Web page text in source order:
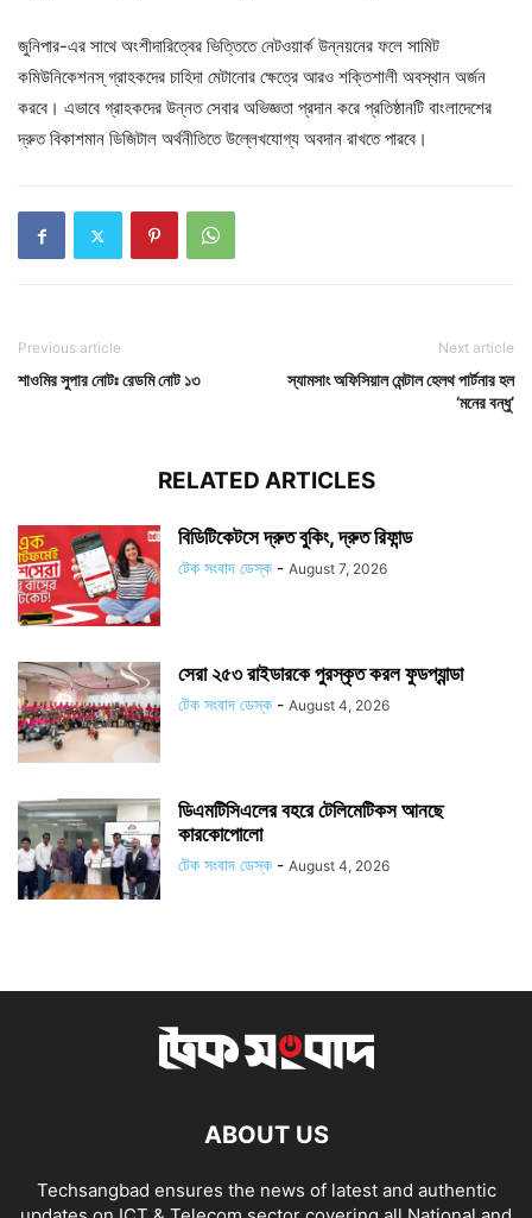
জুনিপার-এর সাথে অংশীদারিত্বের ভিত্তিতে নেটওয়ার্ক উন্নয়নের ফলে সামিট
কমিউনিকেশনস্ গ্রাহকদের চাহিদা মেটানোর ক্ষেত্রে আরও শক্তিশালী অবস্থান অর্জন
করবে। এভাবে গ্রাহকদের উন্নত সেবার অভিজ্ঞতা প্রদান করে প্রতিষ্ঠানটি বাংলাদেশের
দ্রুত বিকাশমান ডিজিটাল অর্থনীতিতে উল্লেখযোগ্য অবদান রাখতে পারবে।
Previous article
শাওমির সুপার নোটঃ রেডমি নোট ১৩
Next article
স্যামসাং অফিসিয়াল মেন্টাল হেলথ পার্টনার হল
‘মনের বন্ধু’
RELATED ARTICLES
বিডিটিকেটসে দ্রুত বুকিং, দ্রুত রিফান্ড
টেক সংবাদ ডেস্ক - August 7, 2026
সেরা ২৫৩ রাইডারকে পুরস্কৃত করল ফুডপ্যান্ডা
টেক সংবাদ ডেস্ক - August 4, 2026
ডিএমটিসিএলের বহরে টেলিমেটিকস আনছে
কারকোপোলো
টেক সংবাদ ডেস্ক - August 4, 2026
ABOUT US
Techsangbad ensures the news of latest and authentic